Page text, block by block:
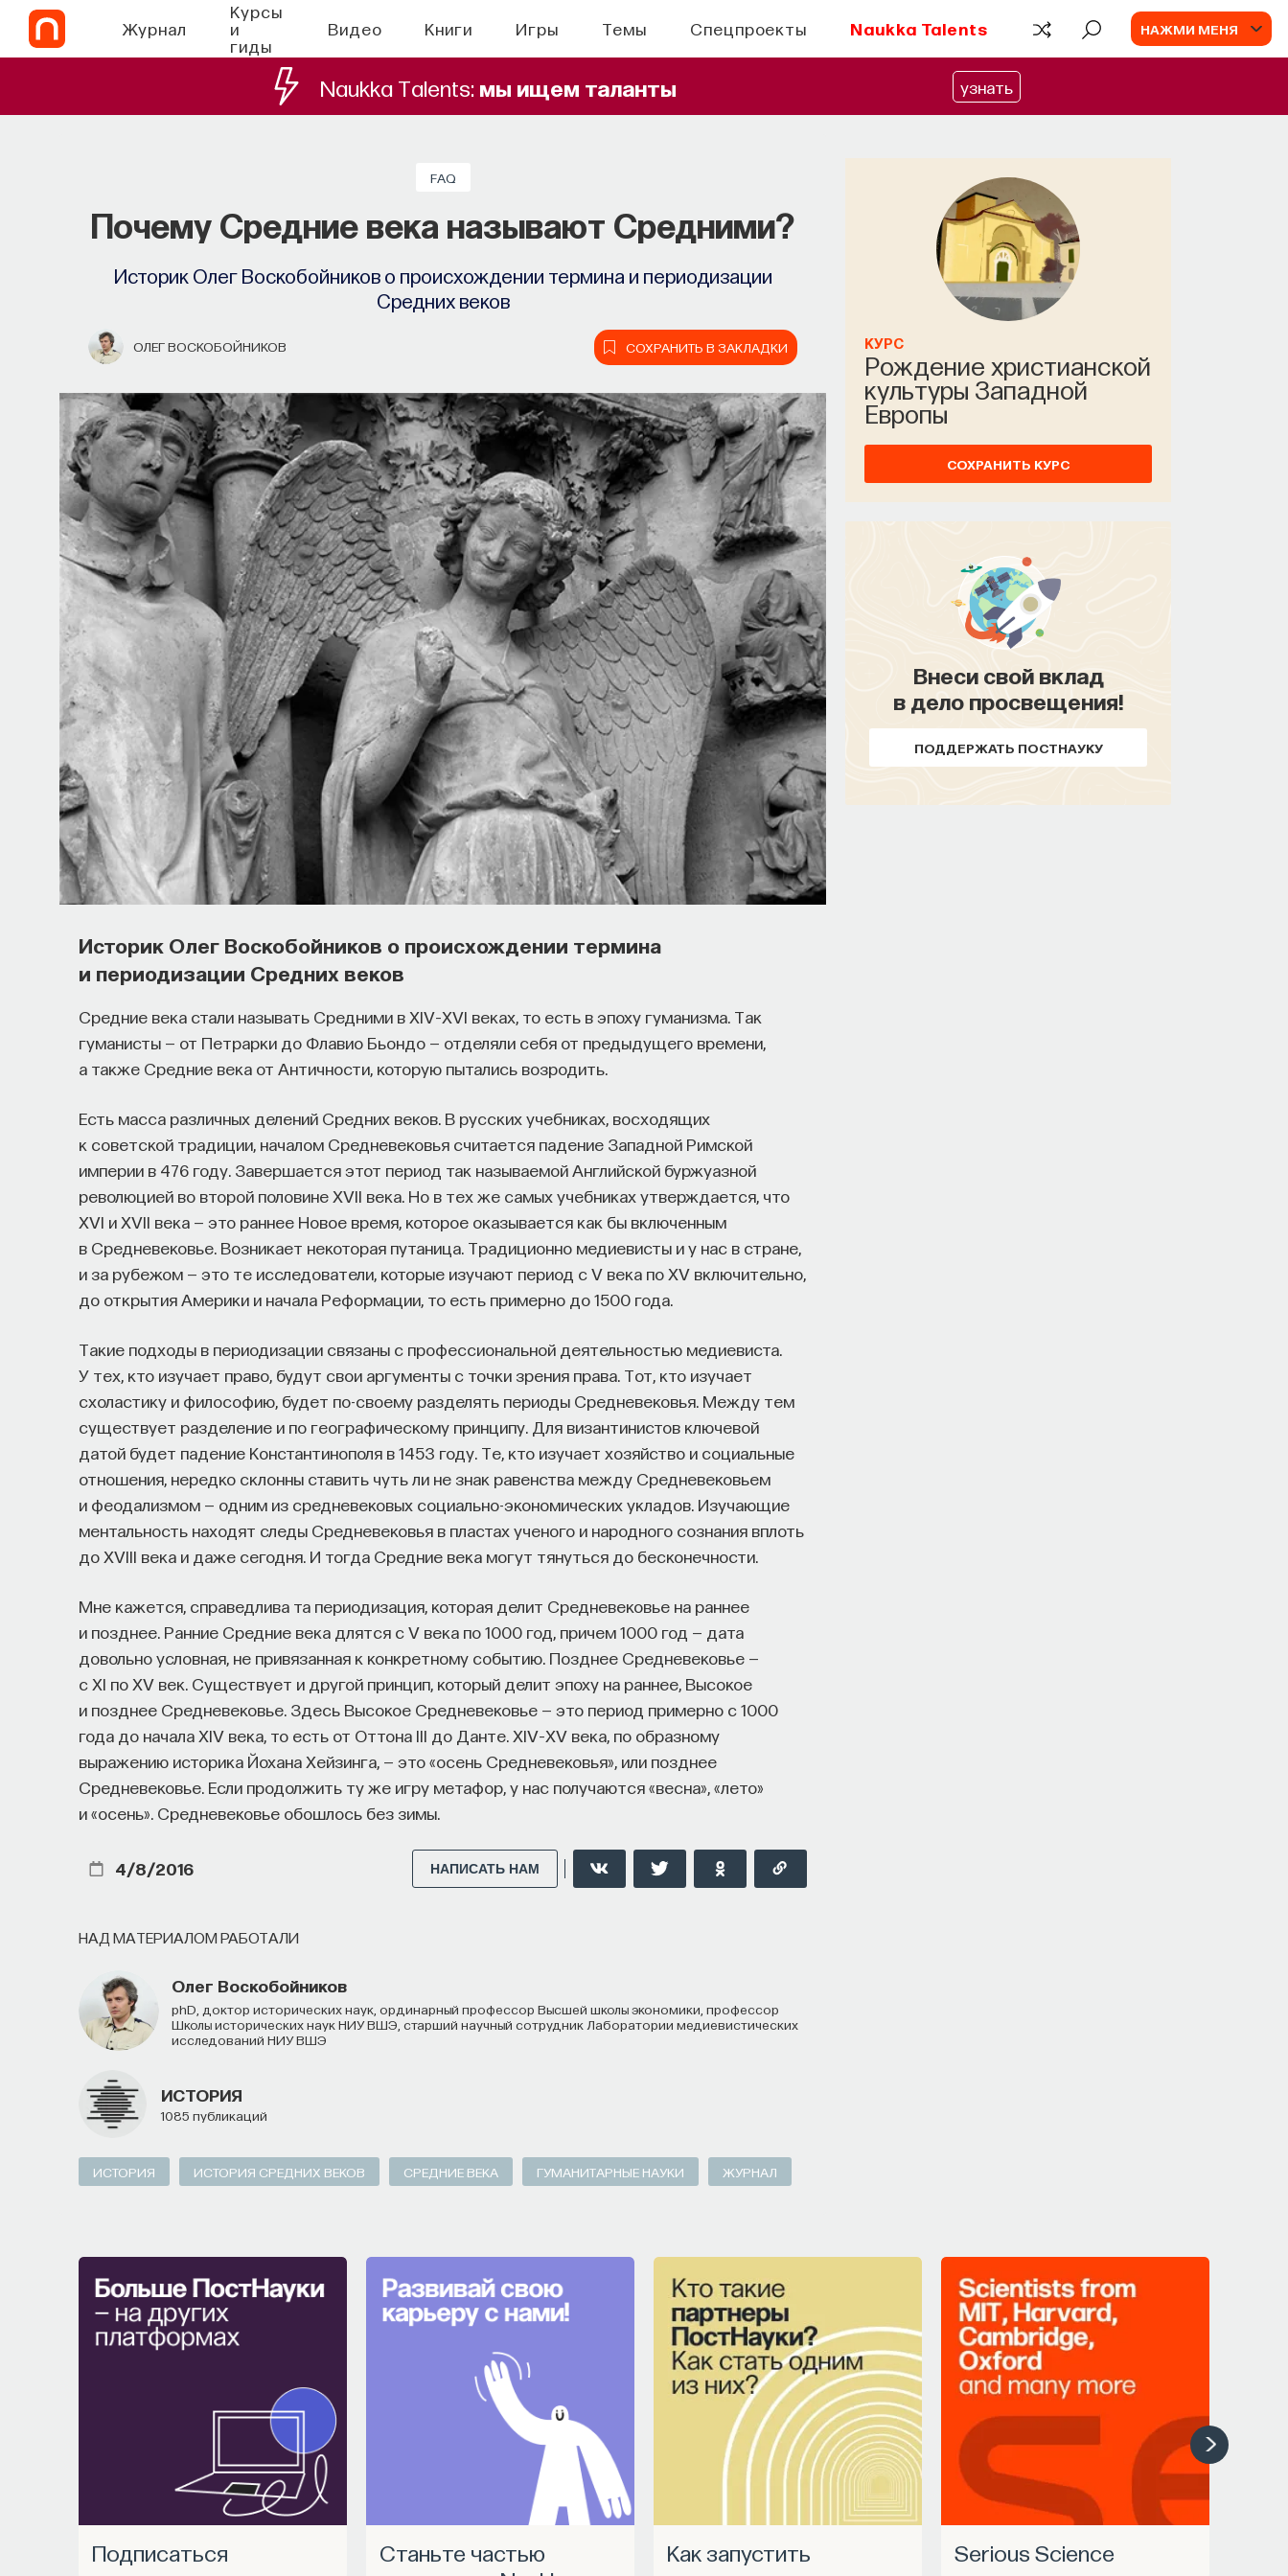
Журнал
Курсы
и
гиды
Видео Книги Игры Темы Спецпроекты Naukka Talents НАЖМИ МЕНЯ
Naukka Talents: мы ищем таланты узнать
FAQ
Почему Средние века называют Средними?
Историк Олег Воскобойников о происхождении термина и периодизации
Средних веков
ОЛЕГ ВОСКОБОЙНИКОВ СОХРАНИТЬ В ЗАКЛАДКИ
Историк Олег Воскобойников о происхождении термина
и периодизации Средних веков
Средние века стали называть Средними в XIV–XVI веках, то есть в эпоху гуманизма. Так
гуманисты — от Петрарки до Флавио Бьондо — отделяли себя от предыдущего времени,
а также Средние века от Античности, которую пытались возродить.
Есть масса различных делений Средних веков. В русских учебниках, восходящих
к советской традиции, началом Средневековья считается падение Западной Римской
империи в 476 году. Завершается этот период так называемой Английской буржуазной
революцией во второй половине XVII века. Но в тех же самых учебниках утверждается, что
XVI и XVII века — это раннее Новое время, которое оказывается как бы включенным
в Средневековье. Возникает некоторая путаница. Традиционно медиевисты и у нас в стране,
и за рубежом — это те исследователи, которые изучают период с V века по XV включительно,
до открытия Америки и начала Реформации, то есть примерно до 1500 года.
Такие подходы в периодизации связаны с профессиональной деятельностью медиевиста.
У тех, кто изучает право, будут свои аргументы с точки зрения права. Тот, кто изучает
схоластику и философию, будет по-своему разделять периоды Средневековья. Между тем
существует разделение и по географическому принципу. Для византинистов ключевой
датой будет падение Константинополя в 1453 году. Те, кто изучает хозяйство и социальные
отношения, нередко склонны ставить чуть ли не знак равенства между Средневековьем
и феодализмом — одним из средневековых социально-экономических укладов. Изучающие
ментальность находят следы Средневековья в пластах ученого и народного сознания вплоть
до XVIII века и даже сегодня. И тогда Средние века могут тянуться до бесконечности.
Мне кажется, справедлива та периодизация, которая делит Средневековье на раннее
и позднее. Ранние Средние века длятся с V века по 1000 год, причем 1000 год — дата
довольно условная, не привязанная к конкретному событию. Позднее Средневековье —
с XI по XV век. Существует и другой принцип, который делит эпоху на раннее, Высокое
и позднее Средневековье. Здесь Высокое Средневековье — это период примерно с 1000
года до начала XIV века, то есть от Оттона III до Данте. XIV–XV века, по образному
выражению историка Йохана Хейзинга, — это «осень Средневековья», или позднее
Средневековье. Если продолжить ту же игру метафор, у нас получаются «весна», «лето»
и «осень». Средневековье обошлось без зимы.
4/8/2016 НАПИСАТЬ НАМ
НАД МАТЕРИАЛОМ РАБОТАЛИ
Олег Воскобойников
PhD, доктор исторических наук, ординарный профессор Высшей школы экономики, профессор
Школы исторических наук НИУ ВШЭ, старший научный сотрудник Лаборатории медиевистических
исследований НИУ ВШЭ
ИСТОРИЯ
1085 публикаций
ИСТОРИЯ ИСТОРИЯ СРЕДНИХ ВЕКОВ СРЕДНИЕ ВЕКА ГУМАНИТАРНЫЕ НАУКИ ЖУРНАЛ
КУРС
Рождение христианской
культуры Западной
Европы
СОХРАНИТЬ КУРС
Внеси свой вклад
в дело просвещения!
ПОДДЕРЖАТЬ ПОСТНАУКУ
Подписаться
Станьте частью
Как запустить
Serious Science
Почти треть жизни мы тратим на сон, но как он работает и можно ли его
приручить?
Почти треть жизни мы тратим на сон, но как он работает и можно ли
его приручить?
состояние сна для жизни человека? Что происходит с нами, пока мы спим: какие циклы
мы проходим, какие механизмы задействованы? Что нужно сделать, чтобы за ночь наши
Ответы на эти и другие вопросы можно найти, записавшисьна курс «Наука сна: как
управлять своим сном».
Пройдя этот курс, вы научитесь:
— Лучше понимать, что происходит с нами во сне
— Заботиться о качестве своего сна
— Определять, какими способами можно улучшить свой сон
сна
Автор курса: Михаил Полуэктов— врач-сомнолог, доцент кафедры нервных
болезней и нейрохирургии Первого МГМУ им. И. М. Сеченова, заведующий отделением
медицины сна университетской клинической больницы № 3.
3/10/2025 НАПИСАТЬ НАМ
Михаил Полуэктов
кандидат медицинских наук, доцент Первого МГМУ им. И. М. Сеченова
МЕДИЦИНА
650 публикаций
МЕДИЦИНА СОН СОМНОЛОГИЯ БЕССОННИЦА
Наука сна: как управлять
своим сном
Внеси свой вклад
в дело просвещения!
ПОДДЕРЖАТЬ ПОСТНАУКУ